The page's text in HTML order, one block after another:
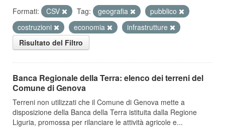
Formati: CSV Tag: geografia
pubblico
costruzioni
economia
infrastrutture
Risultato del Filtro
Banca Regionale della Terra: elenco dei terreni del
Comune di Genova
Terreni non utilizzati che il Comune di Genova mette a
disposizione della Banca della Terra istituita dalla Regione
Liguria, promossa per rilanciare le attività agricole e...